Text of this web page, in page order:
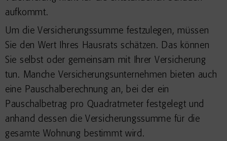
aufkommt.
Um die Versicherungssumme festzulegen, müssen
Sie den Wert Ihres Hausrats schätzen. Das können
Sie selbst oder gemeinsam mit Ihrer Versicherung
tun. Manche Versicherungsunternehmen bieten auch
eine Pauschalberechnung an, bei der ein
Pauschalbetrag pro Quadratmeter festgelegt und
anhand dessen die Versicherungssumme für die
gesamte Wohnung bestimmt wird.